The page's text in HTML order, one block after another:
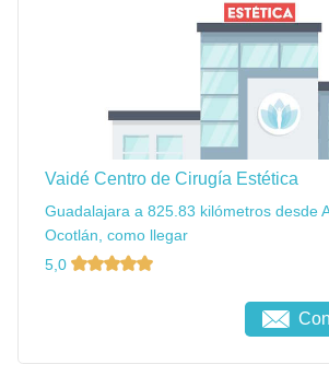
Vaidé Centro de Cirugía Estética
Guadalajara a 825.83 kilómetros desde
Ocotlán, como llegar
5,0